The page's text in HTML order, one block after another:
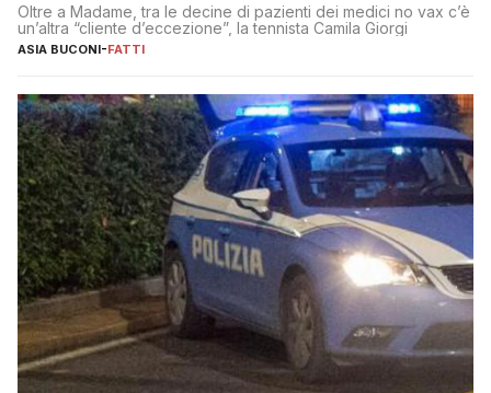
Oltre a Madame, tra le decine di pazienti dei medici no vax c’è
un’altra “cliente d’eccezione”, la tennista Camila Giorgi
ASIA BUCONI-FATTI